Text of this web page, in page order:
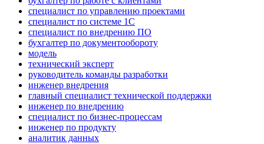
специалист по управлению проектами
специалист по системе 1С
специалист по внедрению ПО
бухгалтер по документообороту
модель
технический эксперт
руководитель команды разработки
инженер внедрения
главный специалист технической поддержки
инженер по внедрению
специалист по бизнес-процессам
инженер по продукту
аналитик данных